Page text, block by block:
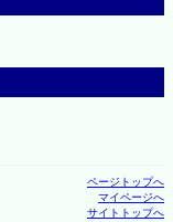
ページトップへ
マイページへ
サイトトップへ